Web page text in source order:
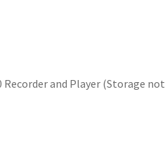
Recorder and Player (Storage not